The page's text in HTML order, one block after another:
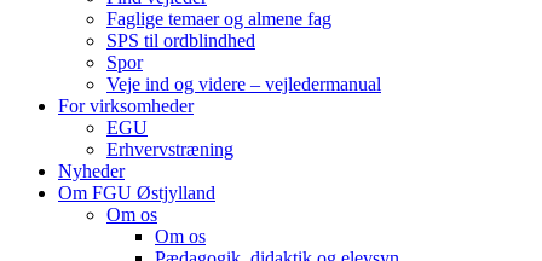
Faglige temaer og almene fag
SPS til ordblindhed
Spor
Veje ind og videre – vejledermanual
For virksomheder
EGU
Erhvervstræning
Nyheder
Om FGU Østjylland
Om os
Om os